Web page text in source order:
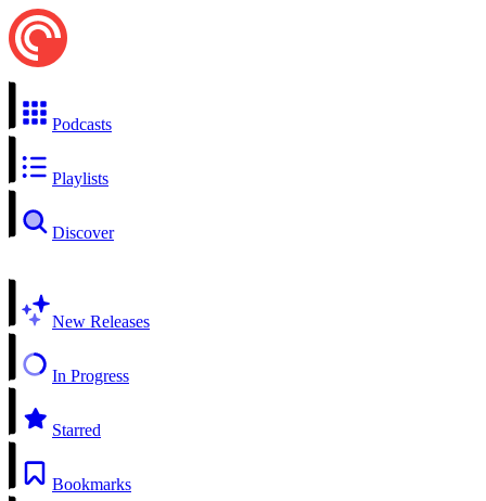
Podcasts
Playlists
Discover
New Releases
In Progress
Starred
Bookmarks